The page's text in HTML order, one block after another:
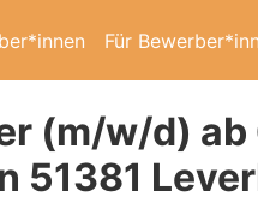
Für
(m/w/d)
51381